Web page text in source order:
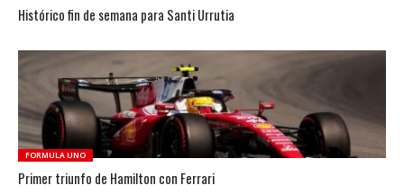
Histórico fin de semana para Santi Urrutia
FORMULA UNO
Primer triunfo de Hamilton con Ferrari